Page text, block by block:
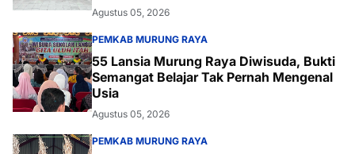
Agustus 05, 2026
PEMKAB MURUNG RAYA
55 Lansia Murung Raya Diwisuda, Bukti
Semangat Belajar Tak Pernah Mengenal
Usia
Agustus 05, 2026
PEMKAB MURUNG RAYA